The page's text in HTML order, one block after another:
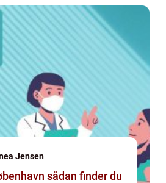
Jensen
finder du